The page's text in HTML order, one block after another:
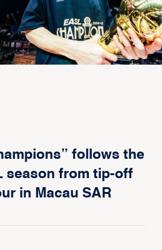
follows the
season from tip-off
in Macau SAR